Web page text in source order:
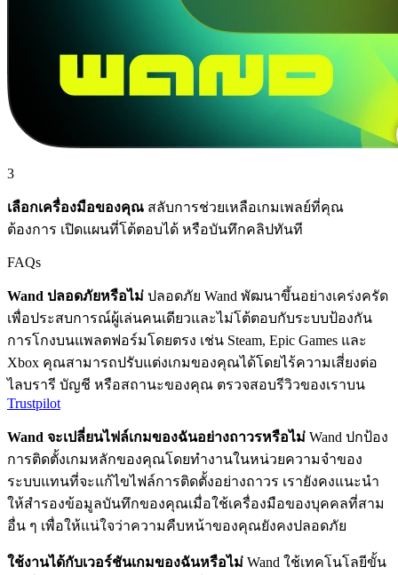
3
เลือกเครื่องมือของคุณ สลับการช่วยเหลือเกมเพลย์ที่คุณ
ต้องการ เปิดแผนที่โต้ตอบได้ หรือบันทึกคลิปทันที
FAQs
Wand ปลอดภัยหรือไม่ ปลอดภัย Wand พัฒนาขึ้นอย่างเคร่งครัด
เพื่อประสบการณ์ผู้เล่นคนเดียวและไม่โต้ตอบกับระบบป้องกัน
การโกงบนแพลตฟอร์มโดยตรง เช่น Steam, Epic Games และ
Xbox คุณสามารถปรับแต่งเกมของคุณได้โดยไร้ความเสี่ยงต่อ
ไลบรารี บัญชี หรือสถานะของคุณ ตรวจสอบรีวิวของเราบน
Trustpilot
Wand จะเปลี่ยนไฟล์เกมของฉันอย่างถาวรหรือไม่ Wand ปกป้อง
การติดตั้งเกมหลักของคุณโดยทำงานในหน่วยความจำของ
ระบบแทนที่จะแก้ไขไฟล์การติดตั้งอย่างถาวร เรายังคงแนะนำ
ให้สำรองข้อมูลบันทึกของคุณเมื่อใช้เครื่องมือของบุคคลที่สาม
อื่น ๆ เพื่อให้แน่ใจว่าความคืบหน้าของคุณยังคงปลอดภัย
ใช้งานได้กับเวอร์ชันเกมของฉันหรือไม่ Wand ใช้เทคโนโลยีขั้น